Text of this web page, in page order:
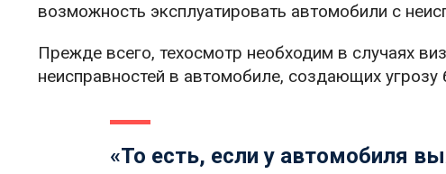
возможность эксплуатировать автомобили с
Прежде всего, техосмотр необходим в случаях
неисправностей в автомобиле, создающих
«То есть, если у автомобиля